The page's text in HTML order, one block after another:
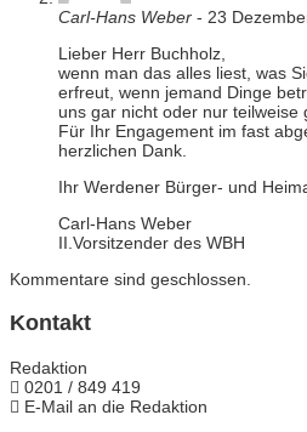
Carl-Hans Weber - 23
Lieber Herr Buchholz,
wenn man das alles liest, was
erfreut, wenn jemand Dinge
uns gar nicht oder nur teilweise
Für Ihr Engagement im fast
herzlichen Dank.
Ihr Werdener Bürger- und
Carl-Hans Weber
II.Vorsitzender des WBH
Kommentare sind geschlossen.
Kontakt
Redaktion
0201 / 849 419
E-Mail an die Redaktion